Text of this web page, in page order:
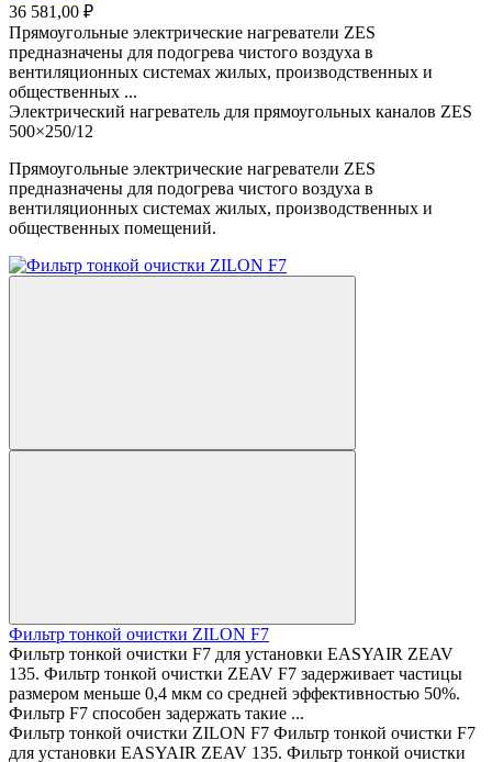
36 581,00 ₽
Прямоугольные электрические нагреватели ZES
предназначены для подогрева чистого воздуха в
вентиляционных системах жилых, производственных и
общественных ...
Электрический нагреватель для прямоугольных каналов ZES
500×250/12
Прямоугольные электрические нагреватели ZES
предназначены для подогрева чистого воздуха в
вентиляционных системах жилых, производственных и
общественных помещений.
Фильтр тонкой очистки ZILON F7
Фильтр тонкой очистки F7 для установки EASYAIR ZEAV
135. Фильтр тонкой очистки ZEAV F7 задерживает частицы
размером меньше 0,4 мкм со средней эффективностью 50%.
Фильтр F7 способен задержать такие ...
Фильтр тонкой очистки ZILON F7 Фильтр тонкой очистки F7
для установки EASYAIR ZEAV 135. Фильтр тонкой очистки